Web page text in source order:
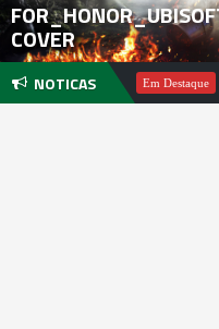
COVER
NOTICAS
Pachter Em Destaque